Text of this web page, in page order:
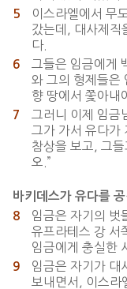
5
이스라엘에서 무
갔는데, 대사제직
다.
6
그들은 임금에게
와 그의 형제들은
향 땅에서 쫓아내
7
그러니 이제 임금
그가 가서 유다가
참상을 보고, 그
오.”
바키데스가 유다를
8
임금은 자기의 벗
유프라테스 강 서
임금에게 충실한
9
임금은 자기가 대
보내면서, 이스라